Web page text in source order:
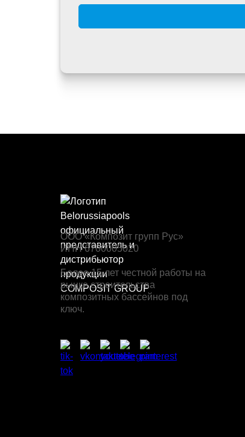
ООО «Композит групп Рус»
ИНН 6700005020
Более 15 лет честной работы на
рынке строительства
композитных бассейнов под
ключ.